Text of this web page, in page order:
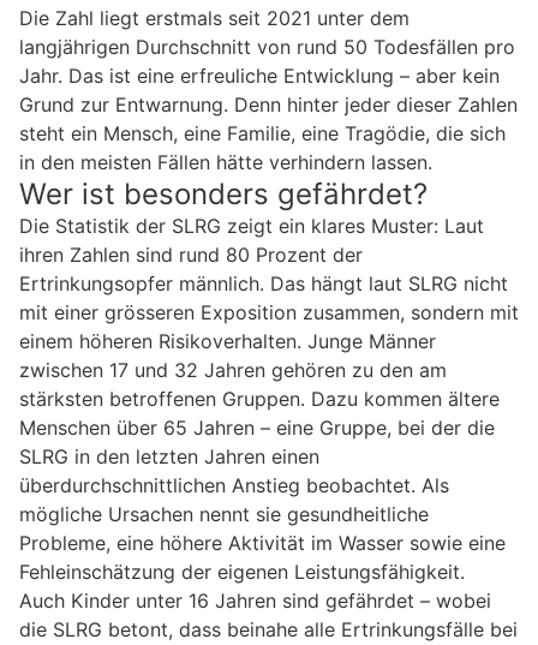
Die Zahl liegt erstmals seit 2021 unter dem
langjährigen Durchschnitt von rund 50 Todesfällen pro
Jahr. Das ist eine erfreuliche Entwicklung – aber kein
Grund zur Entwarnung. Denn hinter jeder dieser Zahlen
steht ein Mensch, eine Familie, eine Tragödie, die sich
in den meisten Fällen hätte verhindern lassen.
Wer ist besonders gefährdet?
Die Statistik der SLRG zeigt ein klares Muster: Laut
ihren Zahlen sind rund 80 Prozent der
Ertrinkungsopfer männlich. Das hängt laut SLRG nicht
mit einer grösseren Exposition zusammen, sondern mit
einem höheren Risikoverhalten. Junge Männer
zwischen 17 und 32 Jahren gehören zu den am
stärksten betroffenen Gruppen. Dazu kommen ältere
Menschen über 65 Jahren – eine Gruppe, bei der die
SLRG in den letzten Jahren einen
überdurchschnittlichen Anstieg beobachtet. Als
mögliche Ursachen nennt sie gesundheitliche
Probleme, eine höhere Aktivität im Wasser sowie eine
Fehleinschätzung der eigenen Leistungsfähigkeit.
Auch Kinder unter 16 Jahren sind gefährdet – wobei
die SLRG betont, dass beinahe alle Ertrinkungsfälle bei